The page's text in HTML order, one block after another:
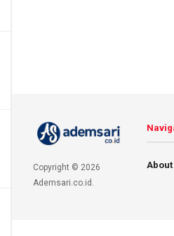
Copyright © 2026
Ademsari.co.id.
About